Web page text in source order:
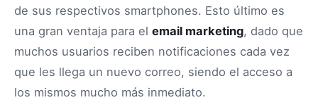
de sus respectivos smartphones. Esto último es
una gran ventaja para el email marketing, dado que
muchos usuarios reciben notificaciones cada vez
que les llega un nuevo correo, siendo el acceso a
los mismos mucho más inmediato.